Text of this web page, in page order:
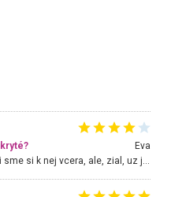
Eva
Hojdacka v Krpelanoch uz nie je, vysli sme si k nej vcera, ale, zial, uz je znicena. Ak sem planujete cestu len kvoli hojdacke, mozete si ju usetrit. Krasny vyhlad je tu vsak aj bez hojdacky :-)